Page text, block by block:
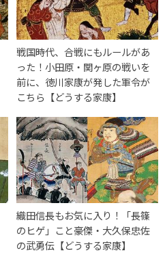
戦国時代、合戦にもルールがあ
った！小田原・関ヶ原の戦いを
前に、徳川家康が発した軍令が
こちら【どうする家康】
織田信長もお気に入り！「長篠
のヒゲ」こと豪傑・大久保忠佐
の武勇伝【どうする家康】